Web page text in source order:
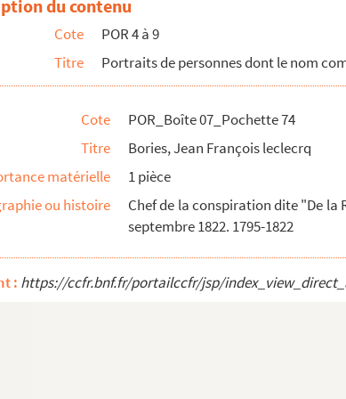
du contenu
Cote
POR 4 à 9
Titre
Portraits de personnes dont le nom
Cote
POR_Boîte 07_Pochette 74
Titre
Bories, Jean François leclecrq
matérielle
1 pièce
ou histoire
Chef de la conspiration dite "De la
septembre 1822. 1795-1822
: https://ccfr.bnf.fr/portailccfr/jsp/